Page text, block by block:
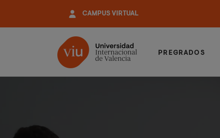
contenido
CAMPUS VIRTUAL
PREGRADOS